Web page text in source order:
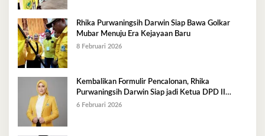
Rhika Purwaningsih Darwin Siap Bawa Golkar
Mubar Menuju Era Kejayaan Baru
8 Februari 2026
Kembalikan Formulir Pencalonan, Rhika
Purwaningsih Darwin Siap jadi Ketua DPD II
Golkar Mubar
6 Februari 2026